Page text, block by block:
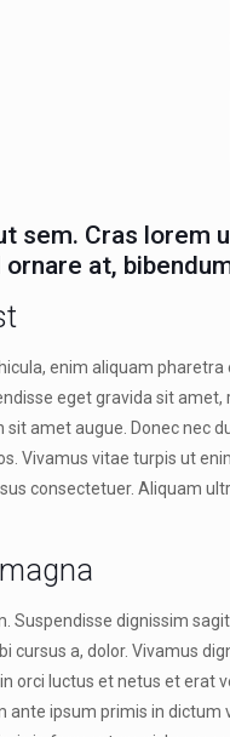
sem. Cras lorem
at,
enim aliquam
eget gravida sit
amet augue. Donec nec
Vivamus vitae turpis ut
consectetuer. Aliquam
Suspendisse dignissim
a, dolor. Vivamus
orci luctus et netus et
ipsum primis in dictum